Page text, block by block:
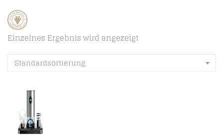
Einzelnes Ergebnis wird angezeigt
Standardsortierung